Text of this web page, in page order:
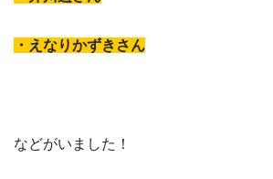
・えなりかずきさん
などがいました！